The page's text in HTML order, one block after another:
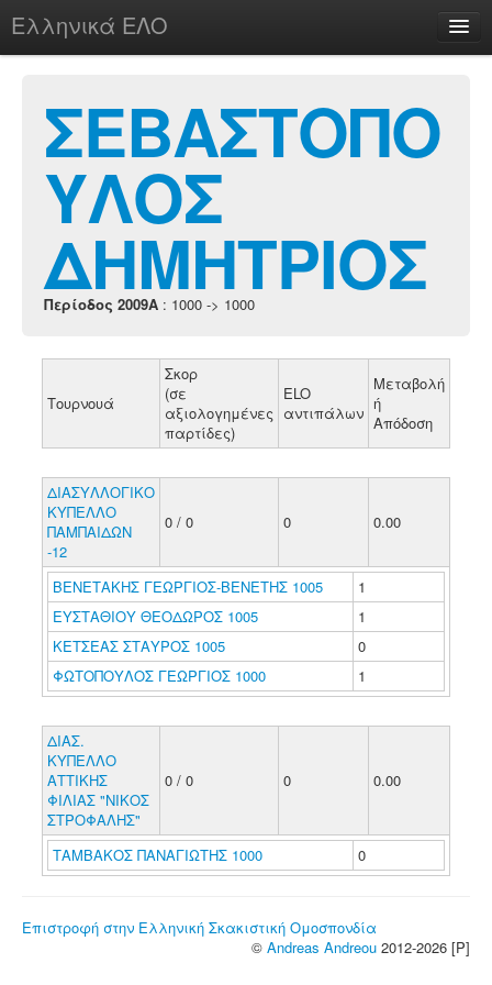
Ελληνικά ΕΛΟ
chesstu.be @ discord
ΣΕΒΑΣΤΟΠΟ
ΥΛΟΣ
ΔΗΜΗΤΡΙΟΣ
Περίοδος 2009A : 1000 -> 1000
Τουρνουά
Σκορ
(σε
αξιολογημένες
παρτίδες)
ELO
αντιπάλων
Μεταβολή
ή
Απόδοση
ΔΙΑΣΥΛΛΟΓΙΚΟ
ΚΥΠΕΛΛΟ
ΠΑΜΠΑΙΔΩΝ
-12
0 / 0 0 0.00
ΒΕΝΕΤΑΚΗΣ ΓΕΩΡΓΙΟΣ-ΒΕΝΕΤΗΣ 1005
1
ΕΥΣΤΑΘΙΟΥ ΘΕΟΔΩΡΟΣ 1005
1
ΚΕΤΣΕΑΣ ΣΤΑΥΡΟΣ 1005
0
ΦΩΤΟΠΟΥΛΟΣ ΓΕΩΡΓΙΟΣ 1000
1
ΔΙΑΣ.
ΚΥΠΕΛΛΟ
ΑΤΤΙΚΗΣ
ΦΙΛΙΑΣ "ΝΙΚΟΣ
ΣΤΡΟΦΑΛΗΣ"
0 / 0 0 0.00
ΤΑΜΒΑΚΟΣ ΠΑΝΑΓΙΩΤΗΣ 1000 0
Επιστροφή στην Ελληνική Σκακιστική Ομοσπονδία
© Andreas Andreou 2012-2026 [P]